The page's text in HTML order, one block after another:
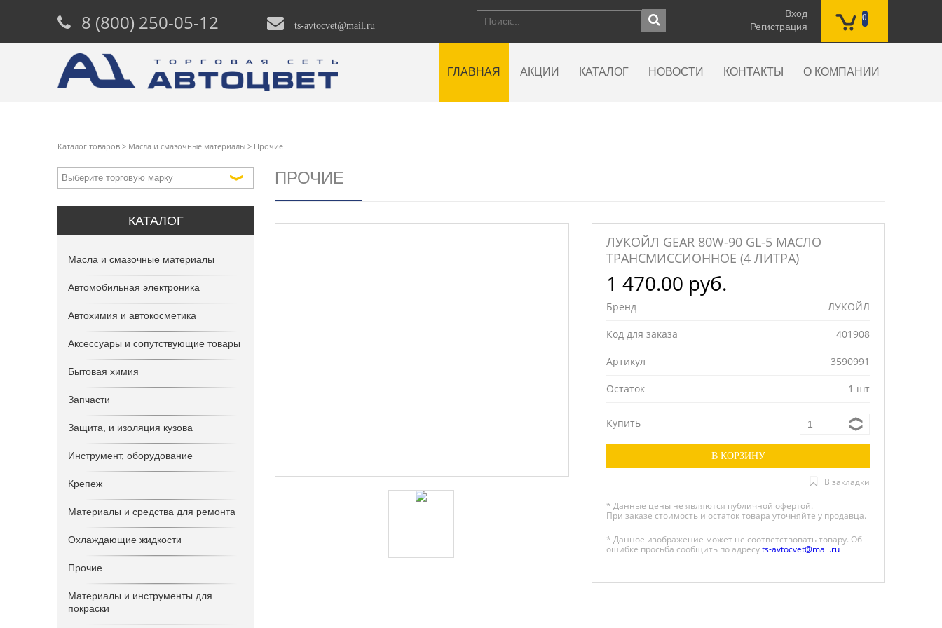
8 (800) 250-05-12 ts-avtocvet@mail.ru
Вход
Регистрация
0
ГЛАВНАЯ АКЦИИ КАТАЛОГ НОВОСТИ КОНТАКТЫ О КОМПАНИИ
Каталог товаров > Масла и смазочные материалы > Прочие
КАТАЛОГ
Масла и смазочные материалы
Автомобильная электроника
Автохимия и автокосметика
Аксессуары и сопутствующие товары
Бытовая химия
Запчасти
Защита, и изоляция кузова
Инструмент, оборудование
Крепеж
Материалы и средства для ремонта
Охлаждающие жидкости
Прочие
Материалы и инструменты для
покраски
ПРОЧИЕ
ЛУКОЙЛ GEAR 80W-90 GL-5 МАСЛО
ТРАНСМИССИОННОЕ (4 ЛИТРА)
1 470.00 руб.
Бренд ЛУКОЙЛ
Код для заказа 401908
Артикул 3590991
Остаток 1 шт
Купить
В закладки
* Данные цены не являются публичной офертой.
При заказе стоимость и остаток товара уточняйте у продавца.
* Данное изображение может не соответствовать товару. Об
ошибке просьба сообщить по адресуts-avtocvet@mail.ru